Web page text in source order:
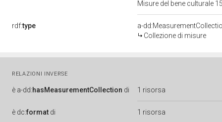
Misure del bene culturale
rdf:type
a-
Collezione di misure
RELAZIONI INVERSE
è a-dd:hasMeasurementCollection di 1 risorsa
è dc:format di 1 risorsa